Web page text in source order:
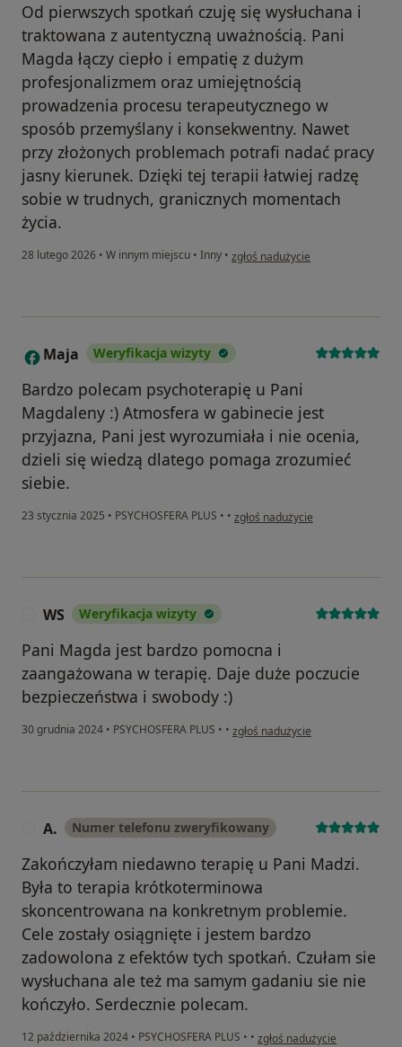
Od pierwszych spotkań czuję się wysłuchana i
traktowana z autentyczną uważnością. Pani
Magda łączy ciepło i empatię z dużym
profesjonalizmem oraz umiejętnością
prowadzenia procesu terapeutycznego w
sposób przemyślany i konsekwentny. Nawet
przy złożonych problemach potrafi nadać pracy
jasny kierunek. Dzięki tej terapii łatwiej radzę
sobie w trudnych, granicznych momentach
życia.
28 lutego 2026 • W innym miejscu • Inny • w opinii użytkownika Wiola
zgłoś nadużycie
M Maja Weryfikacja wizyty
Bardzo polecam psychoterapię u Pani
Magdaleny :) Atmosfera w gabinecie jest
przyjazna, Pani jest wyrozumiała i nie ocenia,
dzieli się wiedzą dlatego pomaga zrozumieć
siebie.
23 stycznia 2025 • PSYCHOSFERA PLUS • • w opinii użytkownika Maja
zgłoś nadużycie
WS Weryfikacja wizyty
Pani Magda jest bardzo pomocna i
zaangażowana w terapię. Daje duże poczucie
bezpieczeństwa i swobody :)
30 grudnia 2024 • PSYCHOSFERA PLUS • • w opinii użytkownika WS
zgłoś nadużycie
A. Numer telefonu zweryfikowany
Zakończyłam niedawno terapię u Pani Madzi.
Była to terapia krótkoterminowa
skoncentrowana na konkretnym problemie.
Cele zostały osiągnięte i jestem bardzo
zadowolona z efektów tych spotkań. Czułam sie
wysłuchana ale też ma samym gadaniu sie nie
kończyło. Serdecznie polecam.
12 października 2024 • PSYCHOSFERA PLUS • • w opinii użytkownika A.
zgłoś nadużycie